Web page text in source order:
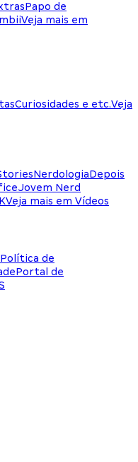
Papo de
Veja mais em
Curiosidades e etc.Veja
NerdologiaDepois
Jovem Nerd
Veja mais em Vídeos
Política de
Portal de